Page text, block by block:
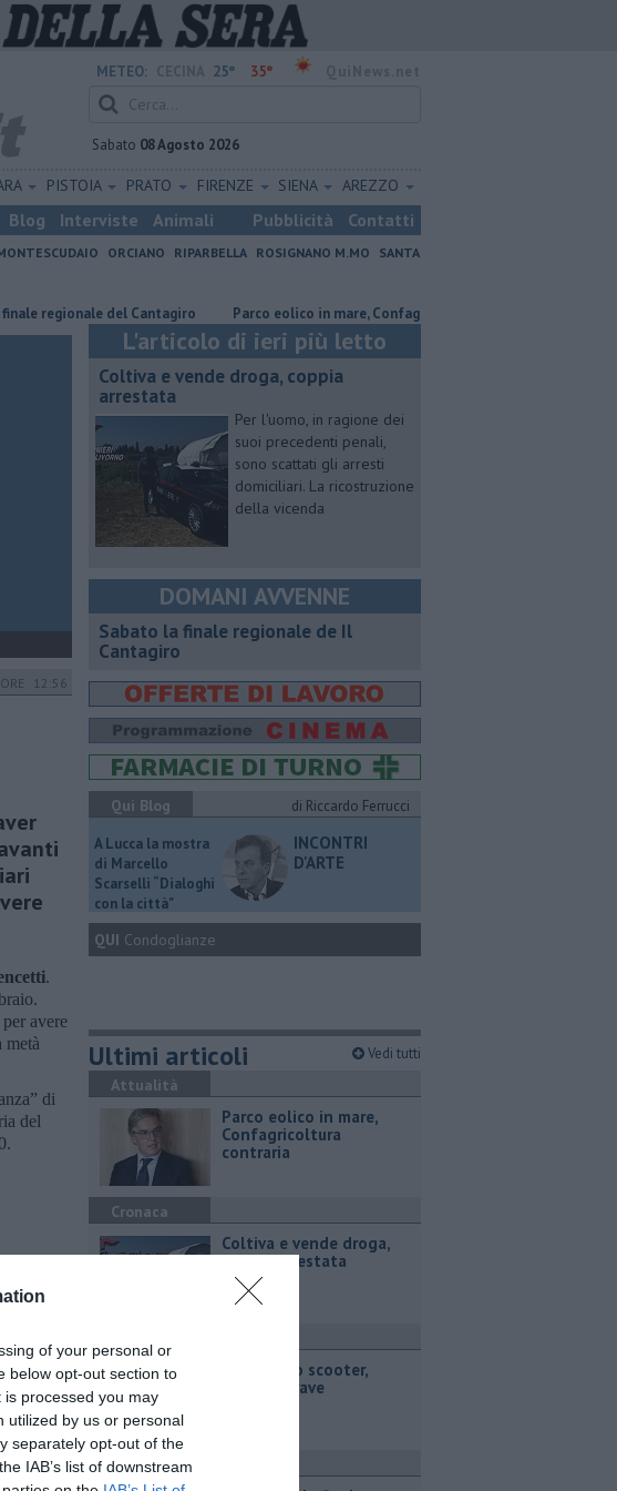
of your personal or
below opt-out section to
processed you may
utilized by us or personal
separately opt-out of the
IAB’s list of downstream
METEO: 25° 35°
Sabato 08 Agosto 2026
PISTOIA PRATO FIRENZE SIENA AREZZO
Blog Interviste Animali Pubblicità Contatti
ORCIANO RIPARBELLA ROSIGNANO M.MO
SANTA
del Cantagiro Parco eolico in mare, Confagricoltura contraria
ORE 12:56
.
avere
metà
di
del
L'articolo di ieri più letto
Coltiva e vende droga, coppia
arrestata
Per l'uomo, in ragione dei
suoi precedenti penali,
sono scattati gli arresti
domiciliari. La ricostruzione
della vicenda
DOMANI AVVENNE
Sabato la finale regionale de Il
Cantagiro
Qui Blog
di Riccardo Ferrucci
A Lucca la mostra
di Marcello
Scarselli “Dialoghi
con la città"
INCONTRI
D'ARTE
QUI Condoglianze
Ultimi articoli Vedi tutti
Attualità
Parco eolico in mare,
Confagricoltura
contraria
Cronaca
Coltiva e vende droga,
coppia arrestata
Cade dallo scooter,
55enne grave
Attualità